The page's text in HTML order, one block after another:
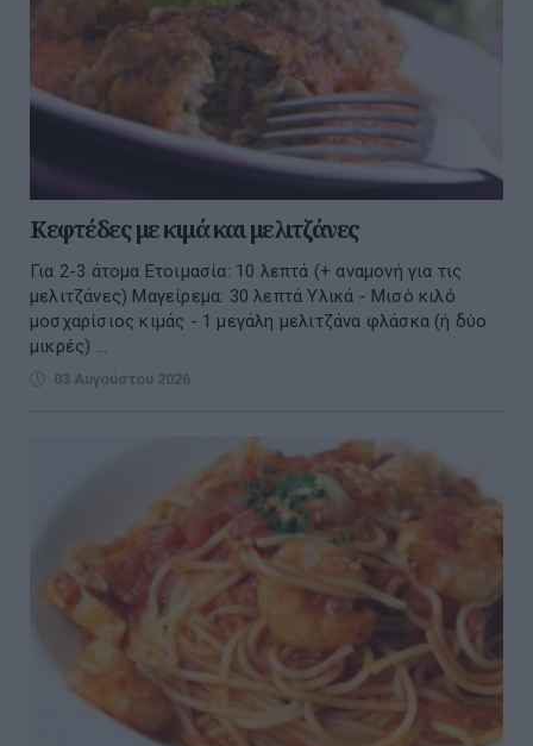
Κεφτέδες με κιμά και μελιτζάνες
Για 2-3 άτομα Ετοιμασία: 10 λεπτά (+ αναμονή για τις
μελιτζάνες) Μαγείρεμα: 30 λεπτά Υλικά - Μισό κιλό
μοσχαρίσιος κιμάς - 1 μεγάλη μελιτζάνα φλάσκα (ή δύο
μικρές) ...
03 Αυγούστου 2026